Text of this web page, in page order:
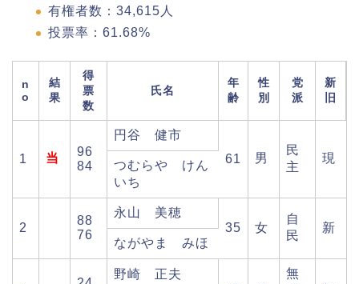
有権者数：34,615人
投票率：61.68%
n
o
結
果
得
票
数
氏名
年
齢
性
別
党
派
新
旧
1 当
96
84
円谷 健市
61
男
民
主
現
つむらや けん
いち
2
88
76
永山 美穂
35
女
自
民
新
ながやま みほ
野崎 正夫
無